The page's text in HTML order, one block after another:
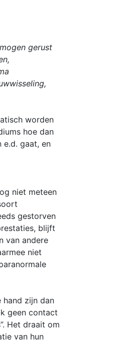
gerust
worden
hoe dan
gaat, en
niet meteen
gestorven
blijft
van andere
niet
hand zijn dan
geen contact
Het draait om
van hun